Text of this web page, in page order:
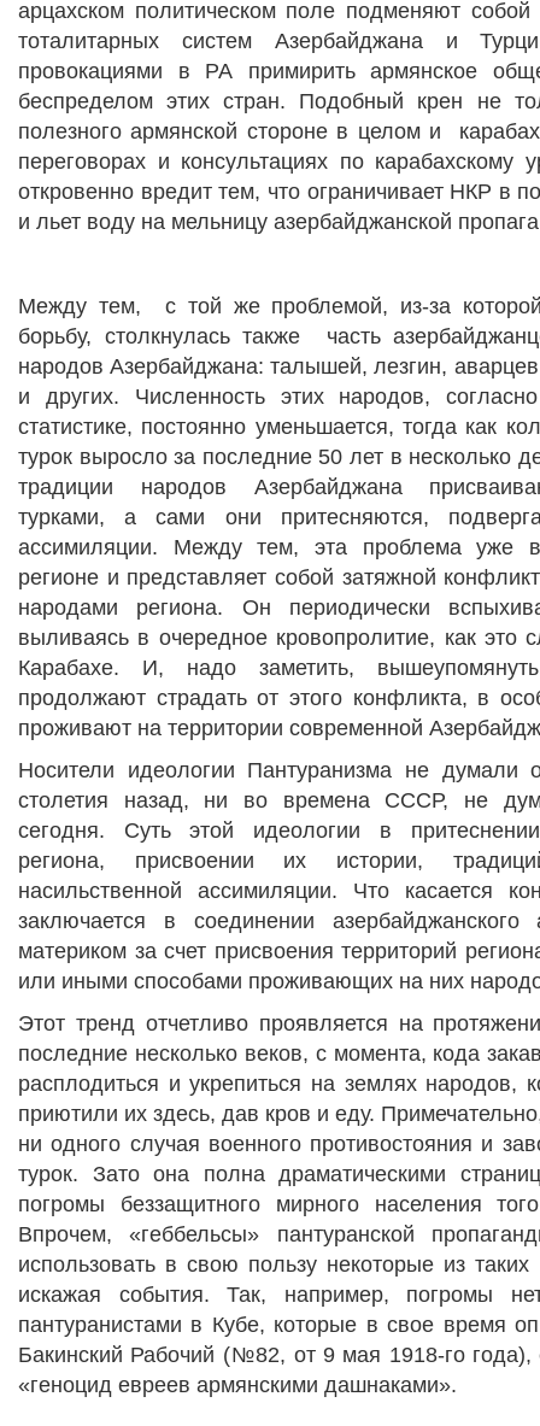
арцахском политическом поле подменяют
тоталитарных систем Азербайджана и
провокациями в РА примирить армянское
беспределом этих стран. Подобный крен не
полезного армянской стороне в целом и
переговорах и консультациях по карабахскому
откровенно вредит тем, что ограничивает НКР в
и льет воду на мельницу азербайджанской
Между тем,
с той же проблемой, из-за
борьбу, столкнулась также
часть
народов Азербайджана: талышей, лезгин,
и других. Численность этих народов,
статистике, постоянно уменьшается, тогда как
турок выросло за последние 50 лет в несколько
традиции народов Азербайджана
турками, а сами они притесняются,
ассимиляции. Между тем, эта проблема уже
регионе и представляет собой затяжной конфликт
народами региона. Он периодически
выливаясь в очередное кровопролитие, как это
Карабахе. И, надо заметить,
продолжают страдать от этого конфликта, в
проживают на территории современной
Носители идеологии Пантуранизма не думали
столетия назад, ни во времена СССР, не
сегодня. Суть этой идеологии в
региона, присвоении их истории,
насильственной ассимиляции. Что касается
заключается в соединении
материком за счет присвоения территорий
или иными способами проживающих на них
Этот тренд отчетливо проявляется на
последние несколько веков, с момента, кода
расплодиться и укрепиться на землях народов,
приютили их здесь, дав кров и еду.
ни одного случая военного противостояния и
турок. Зато она полна драматическими
погромы беззащитного мирного населения
Впрочем, «геббельсы» пантуранской
использовать в свою пользу некоторые из
искажая события. Так, например, погромы
пантуранистами в Кубе, которые в свое время
Бакинский Рабочий (№82, от 9 мая 1918-го года),
«геноцид евреев армянскими дашнаками».